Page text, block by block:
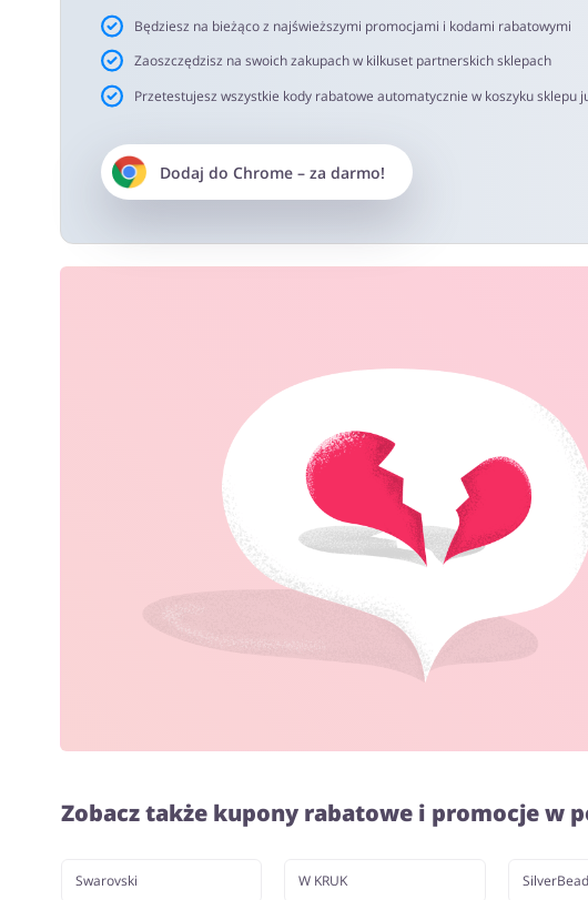
Będziesz na bieżąco z najświeższymi promocjami i kodami rabatowymi
Zaoszczędzisz na swoich zakupach w kilkuset partnerskich sklepach
Przetestujesz wszystkie kody rabatowe automatycznie w koszyku sklepu
Dodaj do Chrome– za darmo!
Zobacz także kupony rabatowe i promocje w
Swarovski W KRUK